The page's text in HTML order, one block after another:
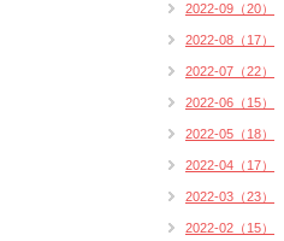
2022-09（20）
2022-08（17）
2022-07（22）
2022-06（15）
2022-05（18）
2022-04（17）
2022-03（23）
2022-02（15）